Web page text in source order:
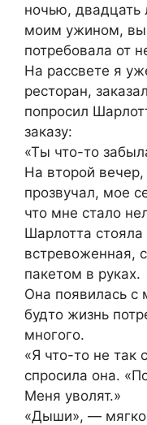
ночью, двадцать
моим ужином,
потребовала от
На рассвете я
ресторан,
попросил
заказу:
«Ты что-то
На второй вечер,
прозвучал, мое
что мне стало
Шарлотта
встревоженная,
пакетом в руках.
Она появилась с
будто жизнь
многого.
«Я что-то не так
спросила она.
Меня уволят.»
«Дыши», — мягко